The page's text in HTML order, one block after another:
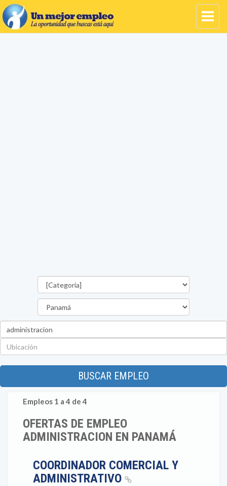
BUSCAR EMPLEO
Empleos 1 a 4 de 4
OFERTAS DE EMPLEO
ADMINISTRACION EN PANAMÁ
COORDINADOR COMERCIAL Y
ADMINISTRATIVO